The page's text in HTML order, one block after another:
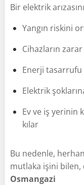
Bir elektrik
Yangın riskini
Cihazların
Enerji tasarrufu
Elektrik
Ev ve iş yerinin
kılar
Bu nedenle,
mutlaka işini
Osmangazi